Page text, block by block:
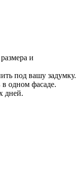
и
под вашу задумку.
одном фасаде.
дней.